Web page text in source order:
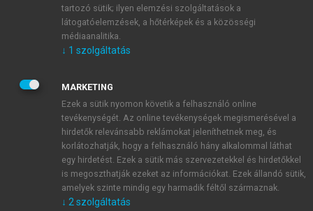
JELSZÓ
JELSZÓ ÚJRA
Kérek értesítést a MeRSZ újdonságairól, akcióiról.
Kérek értesítést az Akadémiai Kiadó Zrt. újdonságairól,
tartozó sütik; ilyen elemzési szolgáltatások a
látogatóelemzések, a hőtérképek és a közösségi
médiaanalitika.
↓ 1 szolgáltatás
MARKETING
Ezek a sütik nyomon követik a felhasználó online
tevékenységét. Az online tevékenységek megismerésével a
hirdetők relevánsabb reklámokat jeleníthetnek meg, és
korlátozhatják, hogy a felhasználó hány alkalommal láthat
egy hirdetést. Ezek a sütik más szervezetekkel és hirdetőkkel
is megoszthatják ezeket az információkat. Ezek állandó sütik,
amelyek szinte mindig egy harmadik féltől származnak.
↓ 2 szolgáltatás